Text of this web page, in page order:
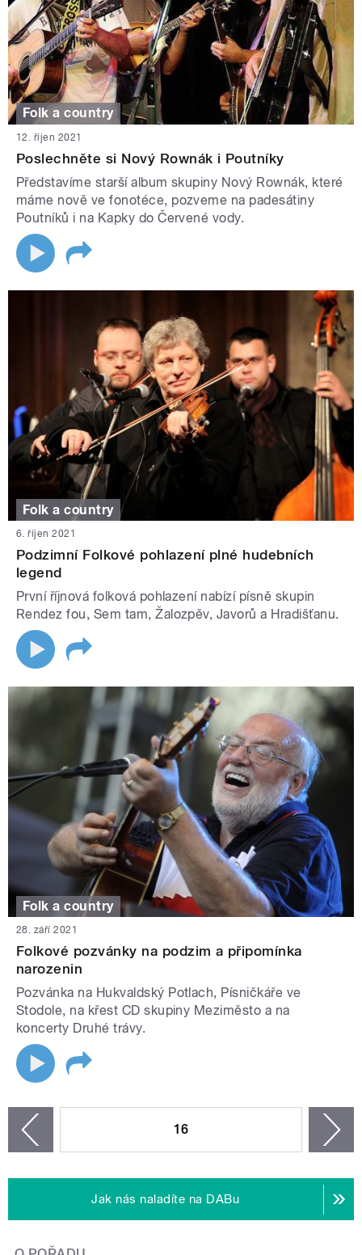
Folk a country
12. říjen 2021
Poslechněte si Nový Rownák i Poutníky
Představíme starší album skupiny Nový Rownák, které
máme nově ve fonotéce, pozveme na padesátiny
Poutníků i na Kapky do Červené vody.
Folk a country
6. říjen 2021
Podzimní Folkové pohlazení plné hudebních
legend
První říjnová folková pohlazení nabízí písně skupin
Rendez fou, Sem tam, Žalozpěv, Javorů a Hradišťanu.
Folk a country
28. září 2021
Folkové pozvánky na podzim a připomínka
narozenin
Pozvánka na Hukvaldský Potlach, Písničkáře ve
Stodole, na křest CD skupiny Meziměsto a na
koncerty Druhé trávy.
16
Jak nás naladíte na DABu